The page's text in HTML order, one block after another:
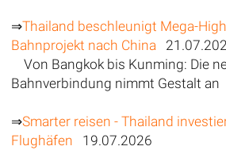
⇒Thailand beschleunigt Mega-
Bahnprojekt nach China
Von Bangkok bis Kunming: Die
Bahnverbindung nimmt Gestalt an
⇒Smarter reisen - Thailand
Flughäfen 19.07.2026